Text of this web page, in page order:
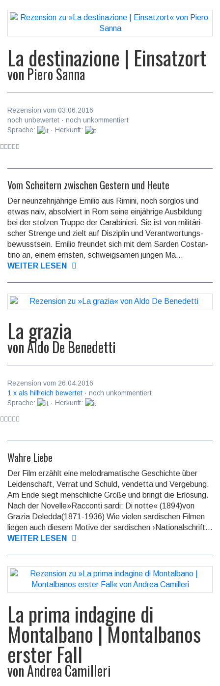
La destinazione | Einsatzort
von Piero Sanna
Rezension vom 03.06.2016
noch unbewertet · noch unkommentiert
Sprache:
· Herkunft:
Vom Scheitern zwischen Gestern und Heute
Der neunzehnjährige Emilio aus Rimini, noch sorglos und
etwas naiv, absolviert in Rom seine einjährige Ausbil­dung
bei der stolzen Truppe der Carabi­nieri. Sie ist von militäri­
scher Strenge und zielt auf Disziplin und Verant­wortungs­
bewusst­sein. Emilio freundet sich mit dem Sarden Costan­
tino an, einem ernsten, schweig­samen jungen Ma...
WEITER LESEN
La grazia
vonAldo De Benedetti
Rezension vom 26.04.2016
1 x als hilfreich bewertet · noch unkommentiert
Sprache:
· Herkunft:
Wahre Liebe
Der Film erzählt eine melodramatische Geschichte über
Leidenschaft, Verrat und Schuld, vendetta und Ver­ge­bung.
Am Ende siegt mensch­liche Größe und bringt die Erlösung.
Nach der Novelle»Racconti sardi: Di notte« (1894)von
Grazia Deledda(1871-1936) Wie vielen sardischen Filmen
liegen auch diesem Motive der sardischen ›National­schrift...
WEITER LESEN
La prima indagine di
Montalbano | Montalbanos
erster Fall
vonAndrea Camilleri